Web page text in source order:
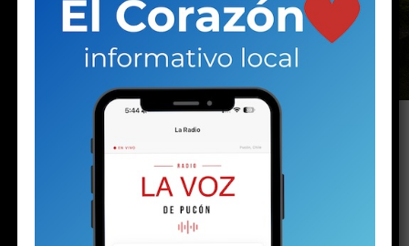
(Apoya el periodismo local e independiente
haciéndote socio de La Voz de Pucón)